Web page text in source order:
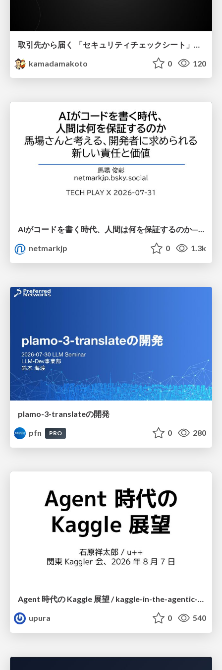
kamadamakoto
0 120
AIがコードを書く時代、人間は何を保証するのか———馬場さんと考える、開発者に求められる新しい責任と価値 - TECH PLAY
netmarkjp
0 1.3k
plamo-3-translateの開発
pfn
PRO 0 280
upura
0 540